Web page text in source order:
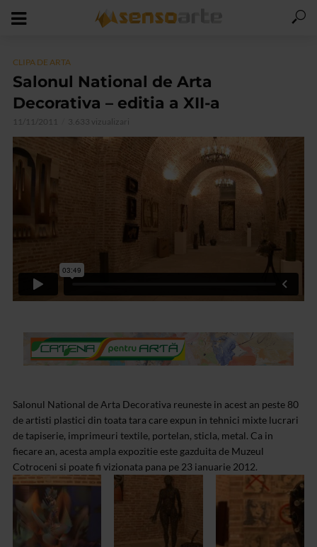
CLIPA DE ARTA
Salonul National de Arta
Decorativa – editia a XII-a
11/11/2011 3.633 vizualizari
Salonul National de Arta Decorativa reuneste in acest an peste 80
de artisti plastici din toata tara care expun in tehnici mixte lucrari
de tapiserie, imprimeuri textile, portelan, sticla, metal. Ca in
fiecare an, acesta ampla expozitie este gazduita de Muzeul
Cotroceni si poate fi vizionata pana pe 23 ianuarie 2012.